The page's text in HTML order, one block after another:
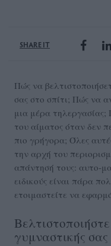
SHARE IT
Πώς να
σας στο σπίτι; Πώς να
μια μέρα τηλεργασίας;
του αίματος όταν δεν
πιο γρήγορα; Όλες
την αρχή του
απάντησή τους: αυτο-
ειδικούς είναι πάρα
ετοιμαστείτε να
γυμναστικής σας